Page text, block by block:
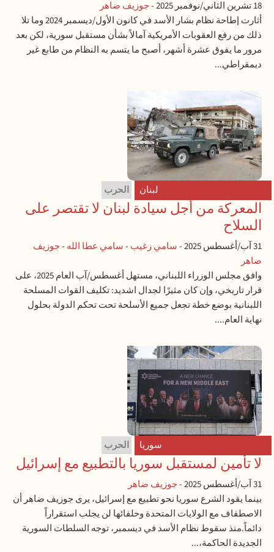
18 تشرين الثاني/نوفمبر 2025 -جوزيف ضاهر
أثارت إطاحة نظام بشار الأسد في كانون الأول/ديسمبر 2024 وما تلا
ذلك من رفع العقوبات الأمريكية آمالاً بشأن مستقبل سورية، لكن بعد
مرور ما يفوق عشرة أشهر، أصبح ما يتسم به النظام من طابع غير
ديمقراطي...
لبنان الحرب
المعركة من أجل سيادة لبنان لا تقتصر على
السلاح
31 آب/أغسطس 2025 -سامي زغيب -سامي عطا الله -جوزيف
ضاهر
وافق مجلس الوزراء اللبناني، مستهل أغسطس/آب العام 2025، على
قرار تاريخي، وإن كان مثيرًا لجدال اشديد: تكليف القوات المسلحة
اللبنانية بوضع خطة تجعل جميع الأسلحة تحت تحكم الدولة بحلول
نهاية العام....
سوريا الحرب
لا تأمين لمستقبل سوريا بالتطبيع مع إسرائيل
31 آب/أغسطس 2025 -جوزيف ضاهر
بينما يقود الشرع سوريا نحو تطبيع مع إسرائيل، يرى جوزيف ضاهر أن
الاصطفاف مع الولايات المتحدة وحلفائها لن يجلب استقراراً
دائماً.منذ سقوط نظام الأسد في ديسمبر، توجه السلطات السورية
الجديدة الحاكمة،...